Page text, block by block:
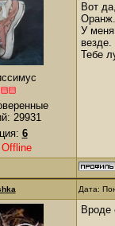
29931
6
Offline
Вот
Оранж.
У меня
везде.
Тебе
Дата:
Вроде